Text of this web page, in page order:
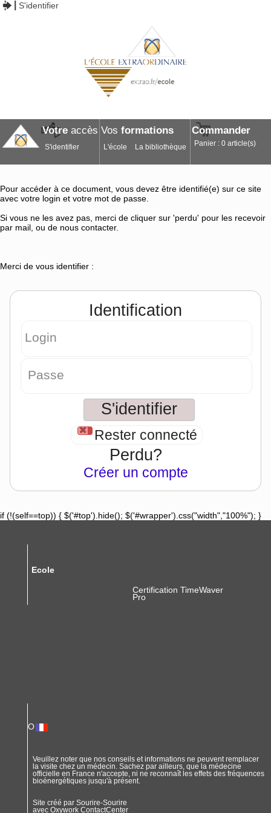
S'identifier
Votreaccès
S'identifier
Vos formations
L'école La bibliothèque
Commander
Panier : 0 article(s)
Pour accéder à ce document, vous devez être identifié(e) sur ce site
avec votre login et votre mot de passe.
Si vous ne les avez pas, merci de cliquer sur 'perdu' pour les recevoir
par mail, ou de nous contacter.
Merci de vous identifier :
Identification
Login
Passe
Rester connecté
Perdu?
Créer un compte
if (!(self==top)) { $('#top').hide(); $('#wrapper').css("width","100%"); }
Ecole
Certification TimeWaver
Pro
O
Veuillez noter que nos conseils et informations ne peuvent remplacer
la visite chez un médecin. Sachez par ailleurs, que la médecine
officielle en France n'accepte, ni ne reconnaît les effets des fréquences
bioénergétiques jusqu'à présent.
Site créé par Sourire-Sourire
avec Oxywork ContactCenter